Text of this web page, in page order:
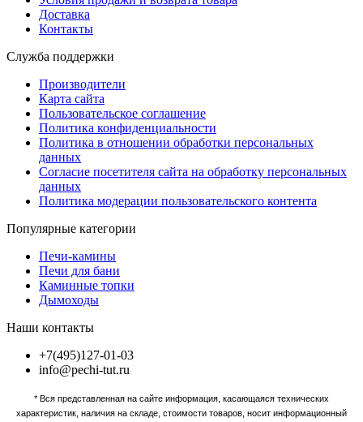
Доставка
Контакты
Служба поддержки
Производители
Карта сайта
Пользовательское соглашение
Политика конфиденциальности
Политика в отношении обработки персональных
данных
Согласие посетителя сайта на обработку персональных
данных
Политика модерации пользовательского контента
Популярные категории
Печи-камины
Печи для бани
Каминные топки
Дымоходы
Наши контакты
+7(495)127-01-03
info@pechi-tut.ru
* Вся представленная на сайте информация, касающаяся технических
характеристик, наличия на складе, стоимости товаров, носит информационный